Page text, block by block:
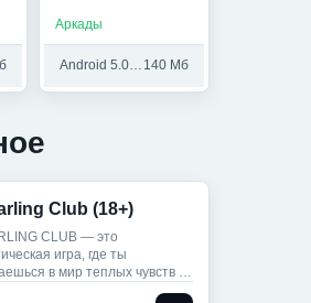
денег)
Аркады
Android 5.0 и выше 140 Мб
Club (18+)
CLUB — это
игра, где ты
в мир теплых чувств и